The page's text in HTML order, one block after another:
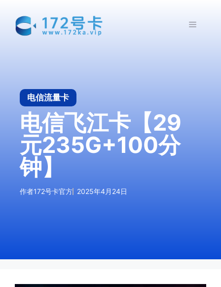
菜
电信流量卡
电信飞江卡【29
元235G+100分
钟】
作者172号卡官方 2025年4月24日